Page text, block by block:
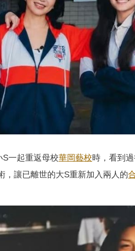
S一起重返母校華岡藝校時，看到
，讓已離世的大S重新加入兩人的